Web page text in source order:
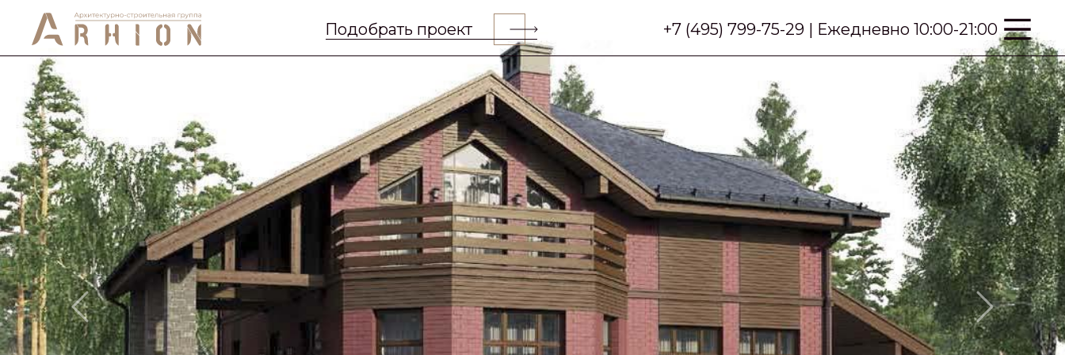
Подобрать проект +7 (495) 799-75-29 | Ежедневно 10:00-21:00
Previous Next